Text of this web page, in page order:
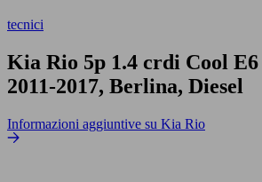
tecnici
Kia Rio 5p 1.4 crdi Cool E6
2011-2017, Berlina, Diesel
Informazioni aggiuntive su Kia Rio